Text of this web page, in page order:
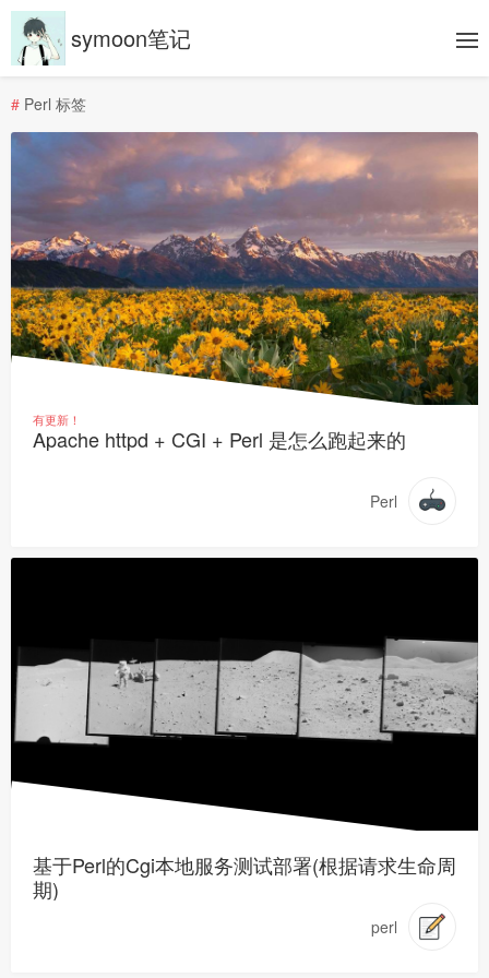
symoon笔记
# Perl 标签
有更新！
Apache httpd + CGI + Perl 是怎么跑起来的
Perl
基于Perl的Cgi本地服务测试部署(根据请求生命周
期)
perl